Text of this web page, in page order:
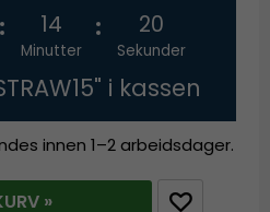
14
Minutter
20
Sekunder
i kassen
innen 1–2 arbeidsdager.
»